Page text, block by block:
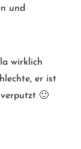
und
wirklich
er ist
🙂